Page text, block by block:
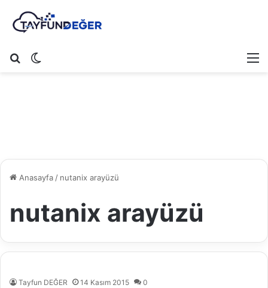
Arama yap ...
Anasayfa/ nutanix arayüzü
nutanix arayüzü
Tayfun DEĞER 14 Kasım 2015 0